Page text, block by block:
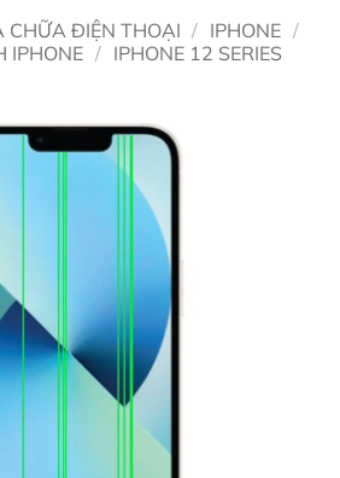
CHỮA ĐIỆN THOẠI / IPHONE /
IPHONE / IPHONE 12 SERIES